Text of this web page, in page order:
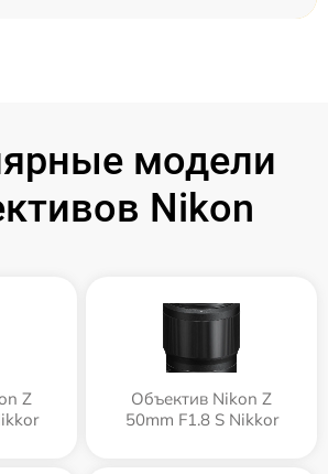
модели
Nikon
Z
Объектив Nikon Z
50mm F1.8 S Nikkor